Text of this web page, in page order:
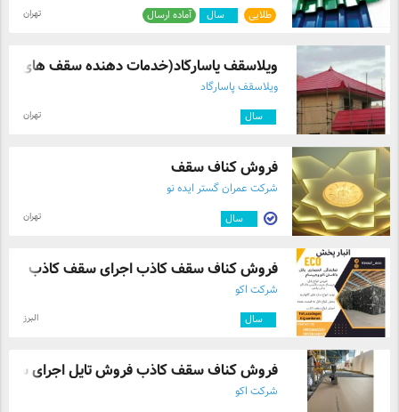
طلایی سال آماده ارسال تهران
ویلاسقف پاسارگاد(خدمات دهنده سقف های
ویلاسقف پاسارگاد
سال تهران
فروش کناف سقف
شرکت عمران گستر ایده نو
سال تهران
فروش کناف سقف کاذب اجرای سقف کاذب
شرکت اکو
سال البرز
فروش کناف سقف کاذب فروش تایل اجرای
شرکت اکو